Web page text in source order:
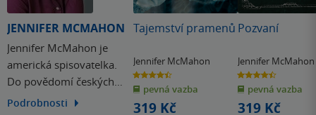
JENNIFER MCMAHON
Jennifer McMahon je
americká spisovatelka.
Do povědomí českých
čtenářů se dostala díky
Podrobnosti
Tajemství pramenů
Jennifer McMahon
4.4
z
5
hvězdiček
pevná vazba
319 Kč
Pozvaní
Jennifer McMahon
4.5
z
5
hvězdiček
pevná vazba
319 Kč